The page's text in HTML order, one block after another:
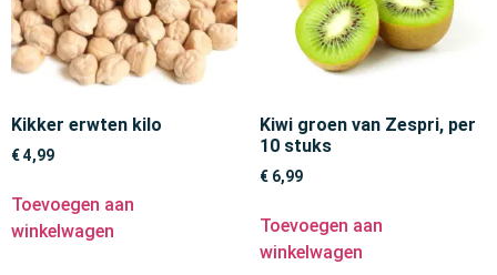
Kikker erwten kilo
€4,99
Toevoegen aan
winkelwagen
Kiwi groen van Zespri, per
10 stuks
€ 6,99
Toevoegen aan
winkelwagen